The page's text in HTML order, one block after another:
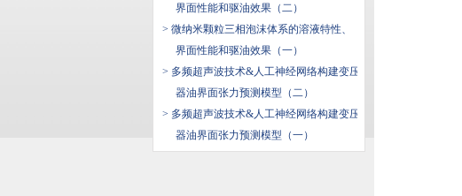
界面性能和驱油效果（二）
> 微纳米颗粒三相泡沫体系的溶液特性、
界面性能和驱油效果（一）
> 多频超声波技术&人工神经网络构建变压
器油界面张力预测模型（二）
> 多频超声波技术&人工神经网络构建变压
器油界面张力预测模型（一）